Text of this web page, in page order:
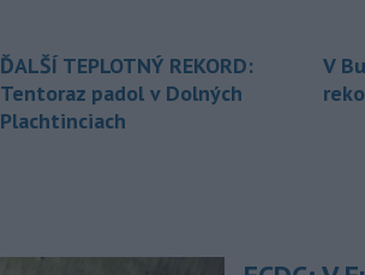
vyjadrilo
štátov OSN.
ĎALŠÍ TEPLOTNÝ REKORD:
Tentoraz padol v Dolných
Plachtinciach
V